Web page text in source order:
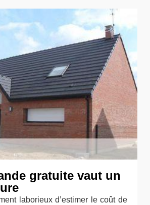
gratuite vaut un
laborieux d’estimer le coût de